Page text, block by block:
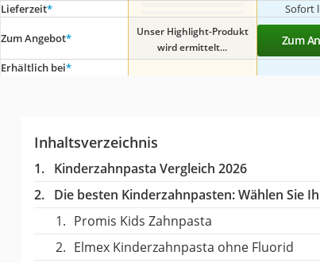
Lieferzeit* Sofort
Zum Angebot*
Unser Highlight-Produkt
wird ermittelt...
Zum
Erhältlich bei*
Inhaltsverzeichnis
Kinderzahnpasta Vergleich 2026
Die besten Kinderzahnpasten:Wählen Sie
Promis Kids Zahnpasta
Elmex Kinderzahnpasta ohne Fluorid